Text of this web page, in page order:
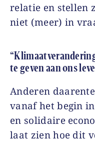
relatie en stellen
niet (meer) in
te geven aan ons
Anderen
vanaf het begin
en solidaire
laat zien hoe dit